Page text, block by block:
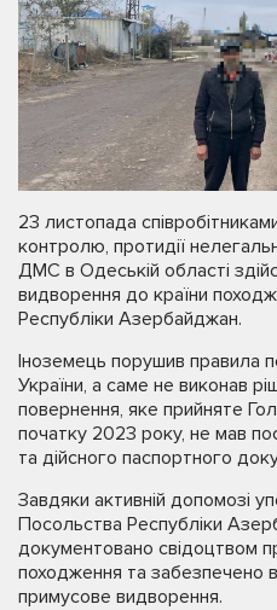
23 листопада
контролю, протидії
ДМС в Одеській області
видворення до країни
Республіки Азербайджан.
Іноземець порушив правила
України, а саме не виконав
повернення, яке прийняте
початку 2023 року, не мав
та дійсного паспортного
Завдяки активній допомозі
Посольства Республіки
документовано свідоцтвом
походження та забезпечено
примусове видворення.